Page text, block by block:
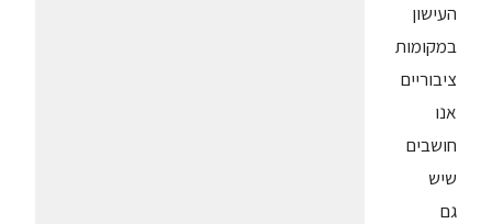
העישון
במקומות
ציבוריים
אנו
חושבים
שיש
גם